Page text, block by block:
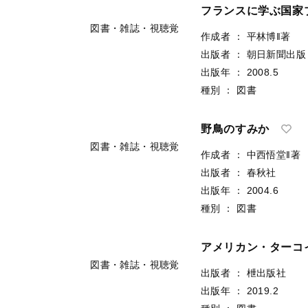
図書・雑誌・視聴覚
フランスに学ぶ国家
作成者 ：
平林博‖著
出版者
：
朝日新聞出版
出版年
：
2008.5
種別
： 図書
図書・雑誌・視聴覚
野鳥のすみか
作成者 ：
中西悟堂‖著
出版者
：
春秋社
出版年
：
2004.6
種別
： 図書
図書・雑誌・視聴覚
アメリカン・ターコ
出版者 ：
枻出版社
出版年
：
2019.2